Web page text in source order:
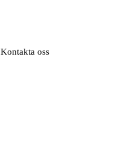
Kontakta oss